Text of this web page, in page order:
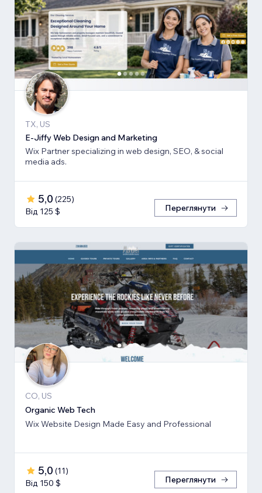
TX, US
E-Jiffy Web Design and Marketing
Wix Partner specializing in web design, SEO, & social
media ads.
5,0 (225)
Від 125 $
Переглянути
CO, US
Organic Web Tech
Wix Website Design Made Easy and Professional
5,0 (11)
Від 150 $
Переглянути